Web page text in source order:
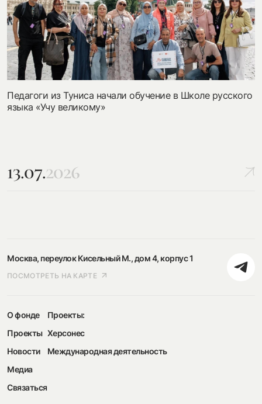
Педагоги из Туниса начали обучение в Школе русского
языка «Учу великому»
13.07.2026
Москва, переулок Кисельный М., дом 4, корпус 1
ПОСМОТРЕТЬ НА КАРТЕ
О фонде
Проекты
Новости
Медиа
Связаться
Проекты:
Херсонес
Международная деятельность